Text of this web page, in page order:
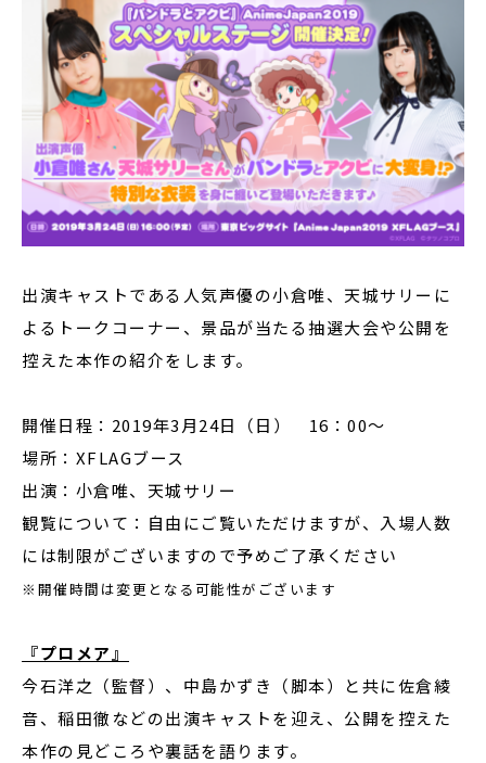
出演キャストである人気声優の小倉唯、天城サリーに
よるトークコーナー、景品が当たる抽選大会や公開を
控えた本作の紹介をします。
開催日程：2019年3月24日（日） 16：00～
場所：XFLAGブース
出演：小倉唯、天城サリー
観覧について：自由にご覧いただけますが、入場人数
には制限がございますので予めご了承ください
※開催時間は変更となる可能性がございます
『プロメア』
今石洋之（監督）、中島かずき（脚本）と共に佐倉綾
音、稲田徹などの出演キャストを迎え、公開を控えた
本作の見どころや裏話を語ります。